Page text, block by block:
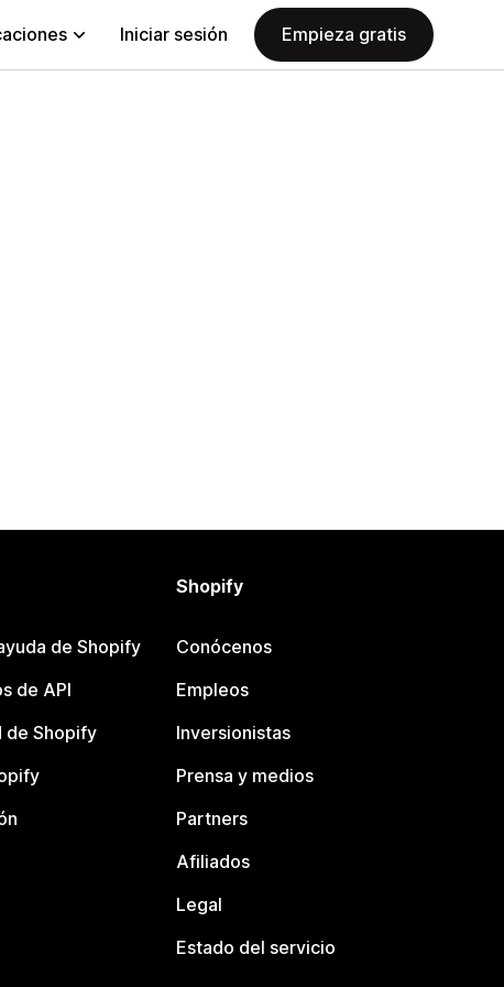
Iniciar sesión Empieza gratis
de Shopify
de API
de Shopify
Shopify
Conócenos
Empleos
Inversionistas
Prensa y medios
Partners
Afiliados
Legal
Estado del servicio